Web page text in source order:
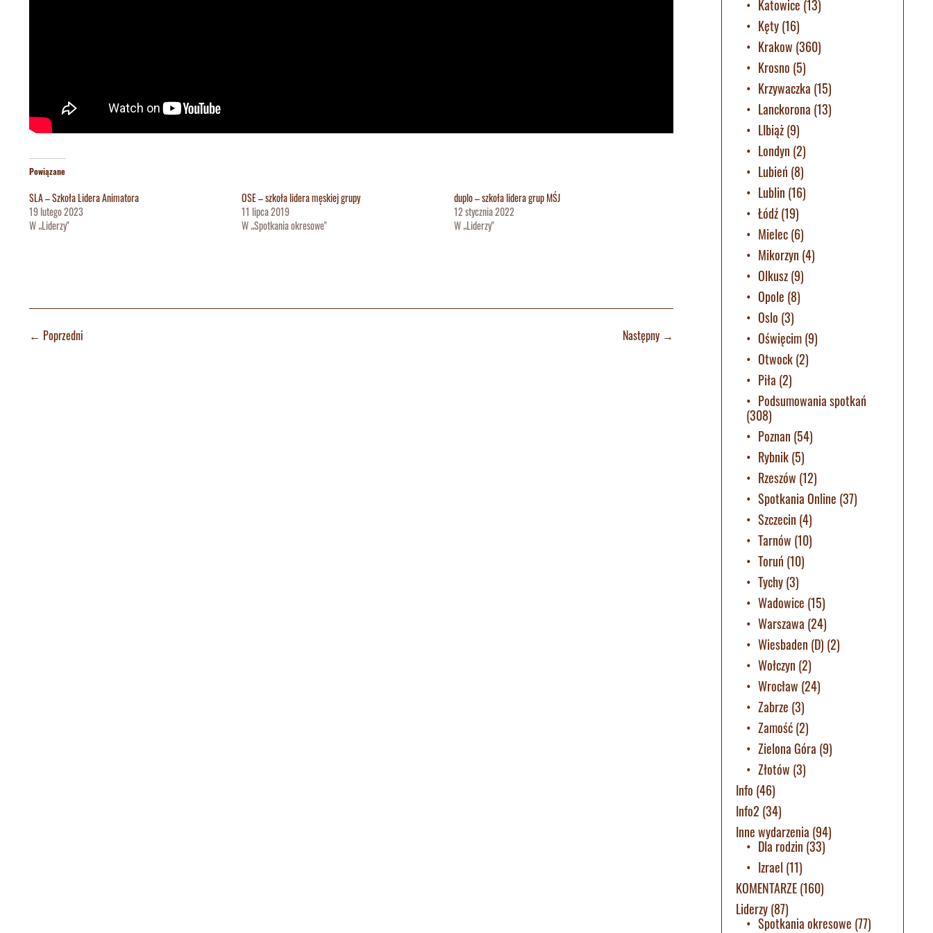
Powiązane
SLA – Szkoła Lidera Animatora
19 lutego 2023
W „Liderzy"
OSE – szkoła lidera męskiej grupy
11 lipca 2019
W „Spotkania okresowe"
duplo – szkoła lidera grup MŚJ
12 stycznia 2022
W „Liderzy"
← Poprzedni Następny→
Katowice (13)
Kęty(16)
Krakow (360)
Krosno (5)
Krzywaczka (15)
Lanckorona (13)
LIbiąż(9)
Londyn (2)
Lubień (8)
Lublin (16)
Łódź(19)
Mielec(6)
Mikorzyn (4)
Olkusz(9)
Opole (8)
Oslo (3)
Oświęcim(9)
Otwock(2)
Piła (2)
Podsumowania spotkań
(308)
Poznan (54)
Rybnik(5)
Rzeszów (12)
Spotkania Online (37)
Szczecin (4)
Tarnów (10)
Toruń (10)
Tychy(3)
Wadowice (15)
Warszawa (24)
Wiesbaden (D) (2)
Wołczyn (2)
Wrocław (24)
Zabrze (3)
Zamość(2)
Zielona Góra (9)
Złotów (3)
Info (46)
Info2 (34)
Inne wydarzenia (94)
Dla rodzin (33)
Izrael (11)
KOMENTARZE(160)
Liderzy(87)
Spotkania okresowe (77)